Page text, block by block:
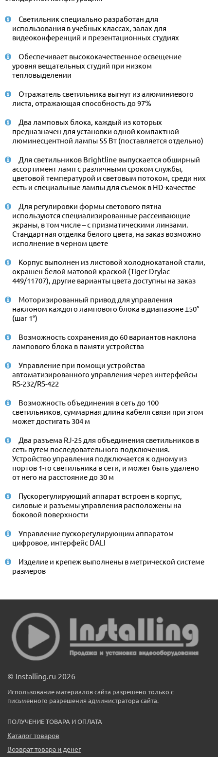
Светильник специально разработан для
использования в учебных классах, залах для
видеоконференций и презентационных студиях
Обеспечивает высококачественное освещение
уровня вещательных студий при низком
тепловыделении
Отражатель светильника выгнут из алюминиевого
листа, отражающая способность до 97%
Два ламповых блока, каждый из которых
предназначен для установки одной компактной
люминесцентной лампы 55 Вт (поставляется отдельно)
Для светильников Brightline выпускается обширный
ассортимент ламп с различными сроком службы,
цветовой температурой и световым потоком, среди них
есть и специальные лампы для съемок в HD-качестве
Для регулировки формы светового пятна
используются специализированные рассеивающие
экраны, в том числе – с призматическими линзами.
Стандартная отделка белого цвета, на заказ возможно
исполнение в черном цвете
Корпус выполнен из листовой холоднокатаной стали,
окрашен белой матовой краской (Tiger Drylac
449/11707), другие варианты цвета доступны на заказ
Моторизированный привод для управления
наклоном каждого лампового блока в диапазоне ±50°
(шаг 1°)
Возможность сохранения до 60 вариантов наклона
лампового блока в памяти устройства
Управление при помощи устройства
автоматизированного управления через интерфейсы
RS-232/RS-422
Возможность объединения в сеть до 100
светильников, суммарная длина кабеля связи при этом
может достигать 304 м
Два разъема RJ-25 для объединения светильников в
сеть путем последовательного подключения.
Устройство управления подключается к одному из
портов 1-го светильника в сети, и может быть удалено
от него на расстояние до 30 м
Пускорегулирующий аппарат встроен в корпус,
силовые и разъемы управления расположены на
боковой поверхности
Управление пускорегулирующим аппаратом
цифровое, интерфейс DALI
Изделие и крепеж выполнены в метрической системе
размеров
© Installing.ru 2026
Использование материалов сайта разрешено только с
письменного разрешения администратора сайта.
ПОЛУЧЕНИЕ ТОВАРА И ОПЛАТА
Каталог товаров
Возврат товара и денег